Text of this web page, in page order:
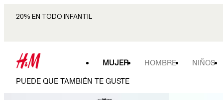
20% EN TODO INFANTIL
MUJER HOMBRE NIÑOS
PUEDE QUE TAMBIÉN TE GUSTE